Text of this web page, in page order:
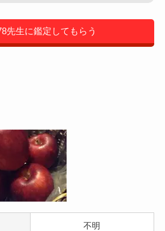
生に鑑定してもらう
不明